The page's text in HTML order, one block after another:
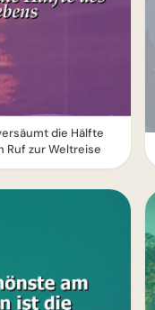
die Hälfte
Ruf zur Weltreise